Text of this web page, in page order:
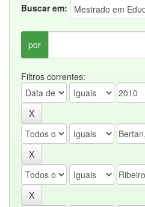
Buscar em:
por
Filtros correntes: